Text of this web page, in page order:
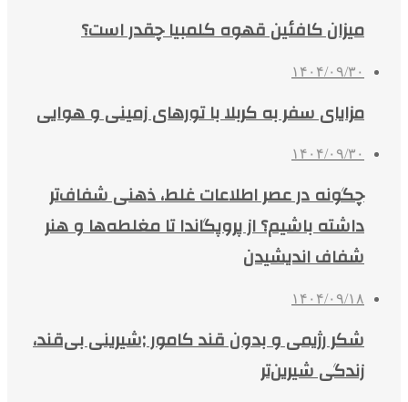
میزان کافئین قهوه کلمبیا چقدر است؟
۱۴۰۴/۰۹/۳۰
مزایای سفر به کربلا با تورهای زمینی و هوایی
۱۴۰۴/۰۹/۳۰
چگونه در عصر اطلاعات غلط، ذهنی شفاف‌تر
داشته باشیم؟ از پروپگاندا تا مغلطه‌ها و هنر
شفاف اندیشیدن
۱۴۰۴/۰۹/۱۸
شکر رژیمی و بدون قند کامور ;شیرینی بی‌قند،
زندگی شیرین‌تر